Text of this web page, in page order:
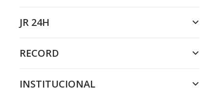
JR 24H
RECORD
INSTITUCIONAL